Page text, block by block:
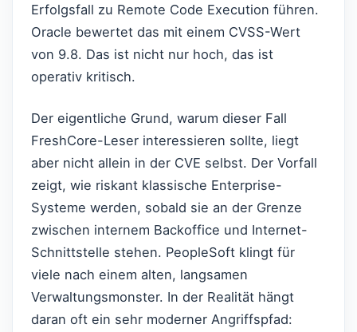
Erfolgsfall zu Remote Code Execution führen.
Oracle bewertet das mit einem CVSS-Wert
von 9.8. Das ist nicht nur hoch, das ist
operativ kritisch.
Der eigentliche Grund, warum dieser Fall
FreshCore-Leser interessieren sollte, liegt
aber nicht allein in der CVE selbst. Der Vorfall
zeigt, wie riskant klassische Enterprise-
Systeme werden, sobald sie an der Grenze
zwischen internem Backoffice und Internet-
Schnittstelle stehen. PeopleSoft klingt für
viele nach einem alten, langsamen
Verwaltungsmonster. In der Realität hängt
daran oft ein sehr moderner Angriffspfad: